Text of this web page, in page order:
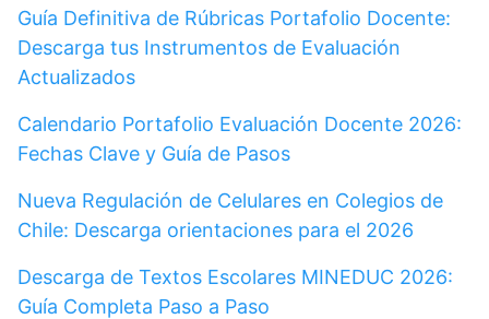
Guía Definitiva de Rúbricas Portafolio Docente:
Descarga tus Instrumentos de Evaluación
Actualizados
Calendario Portafolio Evaluación Docente 2026:
Fechas Clave y Guía de Pasos
Nueva Regulación de Celulares en Colegios de
Chile: Descarga orientaciones para el 2026
Descarga de Textos Escolares MINEDUC 2026:
Guía Completa Paso a Paso